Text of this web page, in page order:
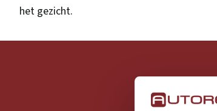
het gezicht.